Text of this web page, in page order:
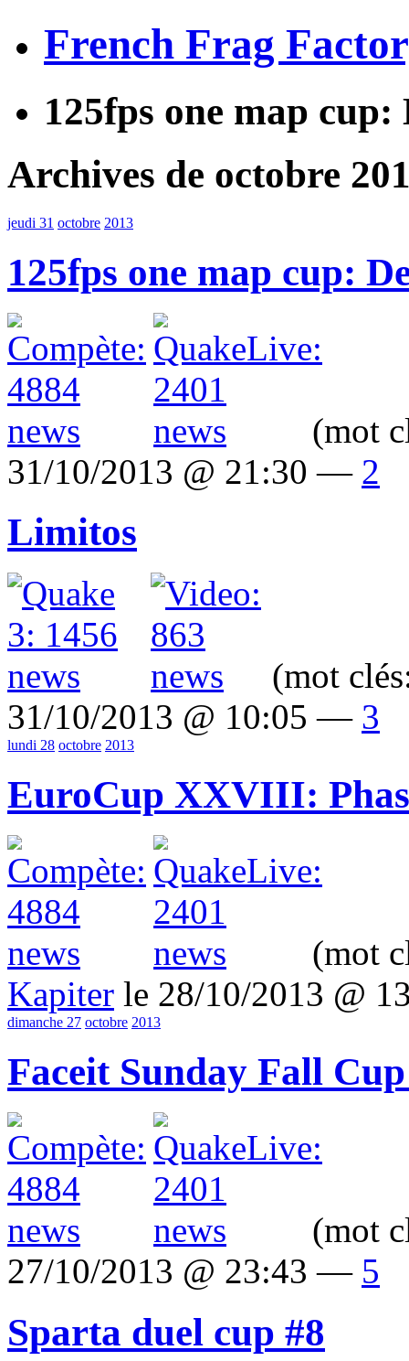
French Frag
125fps one map
Archives de octobre
jeudi 31 octobre 2013
125fps one map cup:
(mot
31/10/2013 @ 21:30 — 2
Limitos
(mot
31/10/2013 @ 10:05 — 3
lundi 28 octobre 2013
EuroCup XXVIII:
(mot
Kapiter le 28/10/2013 @
dimanche 27 octobre 2013
Faceit Sunday Fall
(mot
27/10/2013 @ 23:43 — 5
Sparta duel cup #8